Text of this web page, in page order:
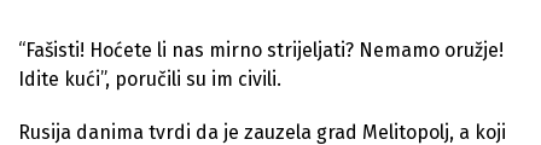
“Fašisti! Hoćete li nas mirno strijeljati? Nemamo oružje!
Idite kući”, poručili su im civili.
Rusija danima tvrdi da je zauzela grad Melitopolj, a koji